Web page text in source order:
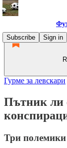
Subscribe
Sign in
Гурме за левскари
Пътник ли
Три полемики